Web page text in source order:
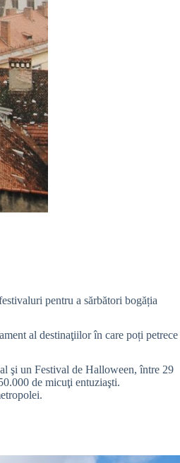
pentru a sărbători bogăția
al destinaţiilor în care poți petrece
şi un Festival de Halloween, între 29
de micuţi entuziaşti.